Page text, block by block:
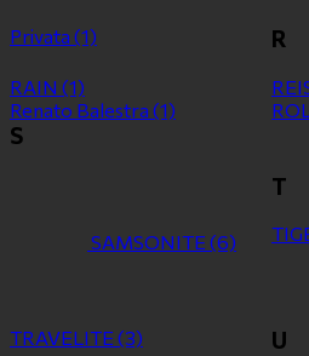
Privata (1) R
RAIN (1)
Renato Balestra (1)
S
SAMSONITE (6)
T
TRAVELITE (3) U